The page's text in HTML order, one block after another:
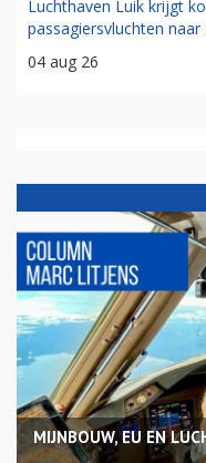
Luchthaven Luik krijgt
passagiersvluchten
04 aug 26
MIJNBOUW, EU EN